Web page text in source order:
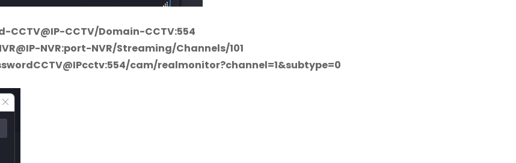
CCTV@IP-CCTV/Domain-CCTV:554
NVR:port-NVR/Streaming/Channels/101
cam/realmonitor?channel=1&subtype=0